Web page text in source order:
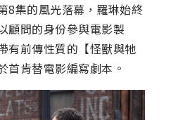
8集的風光落幕，羅琳始終
顧問的身份參與電影製
有前傳性質的【怪獸與牠
首肯替電影編寫劇本。